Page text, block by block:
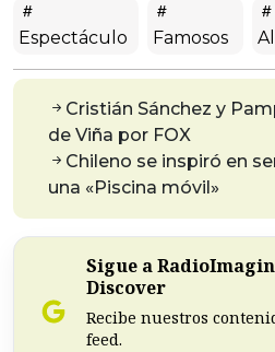
Espectáculo Famosos
Cristián Sánchez y
de Viña por FOX
Chileno se inspiró en
una «Piscina móvil»
Sigue a
Discover
Recibe nuestros
feed.